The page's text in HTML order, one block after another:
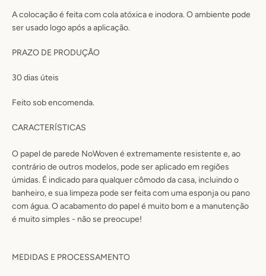
A colocação é feita com cola atóxica e inodora. O ambiente pode
ser usado logo após a aplicação.
PRAZO DE PRODUÇÃO
30dias úteis
Feito sob encomenda.
CARACTERÍSTICAS
O papel de parede NoWoven é extremamente resistente e, ao
contrário de outros modelos, pode ser aplicado em regiões
úmidas. É indicado para qualquer cômodo da casa, incluindo o
banheiro, e sua limpeza pode ser feita com uma esponja ou pano
com água. O acabamento do papel é muito bom e a manutenção
é muito simples - não se preocupe!
MEDIDAS E PROCESSAMENTO